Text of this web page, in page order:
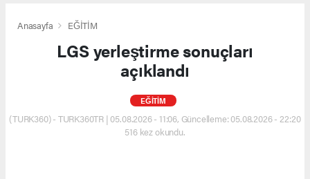
Anasayfa EĞİTİM
LGS yerleştirme sonuçları
açıklandı
EĞİTİM
(TURK360) - TURK360TR | 05.08.2026 - 11:06, Güncelleme: 05.08.2026 - 22:20
516 kez okundu.